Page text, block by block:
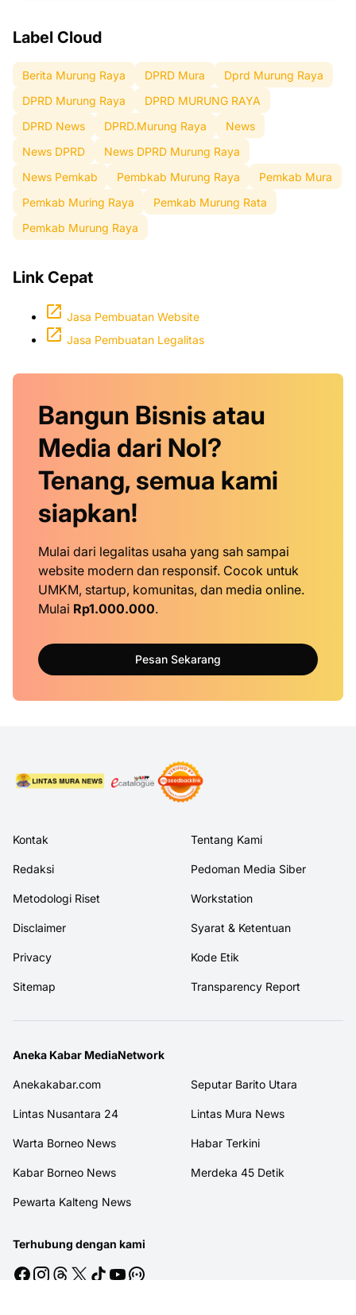
Label Cloud
Berita Murung Raya DPRD Mura
Dprd Murung Raya
DPRD Murung Raya
DPRD MURUNG RAYA
DPRD News
DPRD.Murung Raya
News
News DPRD
News DPRD Murung Raya
News Pemkab
Pembkab Murung Raya
Pemkab Mura
Pemkab Muring Raya
Pemkab Murung Rata
Pemkab Murung Raya
Link Cepat
Jasa Pembuatan Website
Jasa Pembuatan Legalitas
Bangun Bisnis atau
Media dari Nol?
Tenang, semua kami
siapkan!
Mulai dari legalitas usaha yang sah sampai
website modern dan responsif. Cocok untuk
UMKM, startup, komunitas, dan media online.
Mulai Rp1.000.000.
Pesan Sekarang
Kontak Tentang Kami
Redaksi Pedoman Media Siber
Metodologi Riset Workstation
Disclaimer Syarat & Ketentuan
Privacy Kode Etik
Sitemap Transparency Report
Aneka Kabar MediaNetwork
Anekakabar.com Seputar Barito Utara
Lintas Nusantara 24 Lintas Mura News
Warta Borneo News Habar Terkini
Kabar Borneo News Merdeka 45 Detik
Pewarta Kalteng News
Terhubung dengan kami